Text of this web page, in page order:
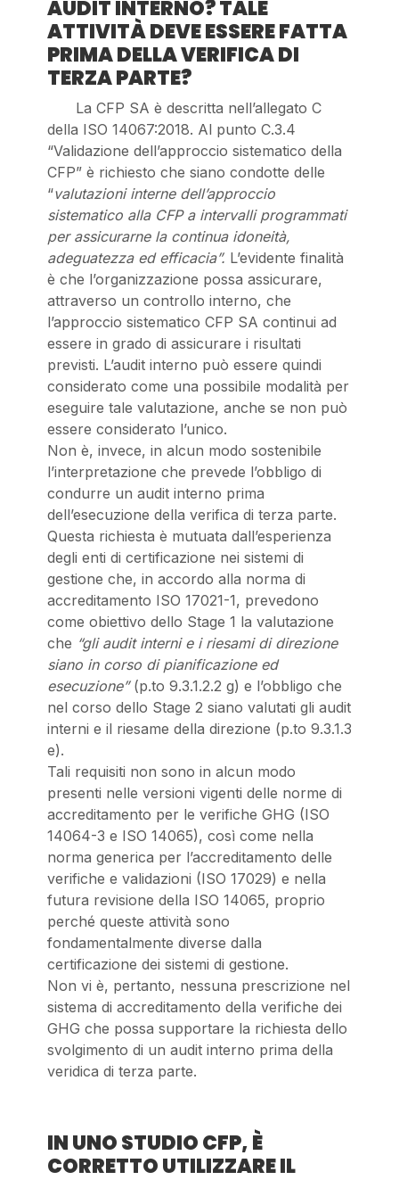
AUDIT INTERNO? TALE
ATTIVITÀ DEVE ESSERE FATTA
PRIMA DELLA VERIFICA DI
TERZA PARTE?
La CFP SA è descritta nell’allegato C
della ISO 14067:2018. Al punto C.3.4
“Validazione dell’approccio sistematico della
CFP” è richiesto che siano condotte delle
“valutazioni interne dell’approccio
sistematico alla CFP a intervalli programmati
per assicurarne la continua idoneità,
adeguatezza ed efficacia”. L’evidente finalità
è che l’organizzazione possa assicurare,
attraverso un controllo interno, che
l’approccio sistematico CFP SA continui ad
essere in grado di assicurare i risultati
previsti. L’audit interno può essere quindi
considerato come una possibile modalità per
eseguire tale valutazione, anche se non può
essere considerato l’unico.
Non è, invece, in alcun modo sostenibile
l’interpretazione che prevede l’obbligo di
condurre un audit interno prima
dell’esecuzione della verifica di terza parte.
Questa richiesta è mutuata dall’esperienza
degli enti di certificazione nei sistemi di
gestione che, in accordo alla norma di
accreditamento ISO 17021-1, prevedono
come obiettivo dello Stage 1 la valutazione
che “gli audit interni e i riesami di direzione
siano in corso di pianificazione ed
esecuzione”(p.to 9.3.1.2.2 g) e l’obbligo che
nel corso dello Stage 2 siano valutati gli audit
interni e il riesame della direzione (p.to 9.3.1.3
e).
Tali requisiti non sono in alcun modo
presenti nelle versioni vigenti delle norme di
accreditamento per le verifiche GHG (ISO
14064-3 e ISO 14065), così come nella
norma generica per l’accreditamento delle
verifiche e validazioni (ISO 17029) e nella
futura revisione della ISO 14065, proprio
perché queste attività sono
fondamentalmente diverse dalla
certificazione dei sistemi di gestione.
Non vi è, pertanto, nessuna prescrizione nel
sistema di accreditamento della verifiche dei
GHG che possa supportare la richiesta dello
svolgimento di un audit interno prima della
veridica di terza parte.
IN UNO STUDIO CFP, È
CORRETTO UTILIZZARE IL